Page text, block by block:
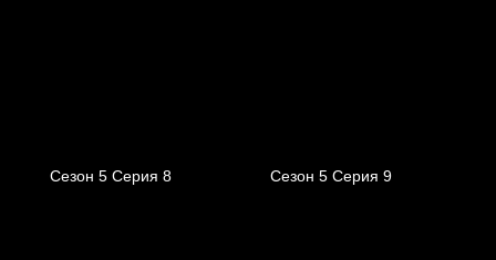
Сезон 5 Серия 8 Сезон 5 Серия 9